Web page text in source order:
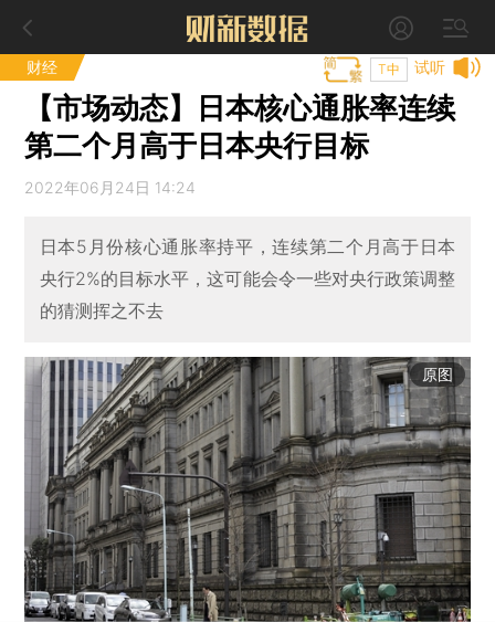
财经 试听
T中
【市场动态】日本核心通胀率连续
第二个月高于日本央行目标
2022年06月24日 14:24
日本5月份核心通胀率持平，连续第二个月高于日本
央行2%的目标水平，这可能会令一些对央行政策调整
的猜测挥之不去
原图